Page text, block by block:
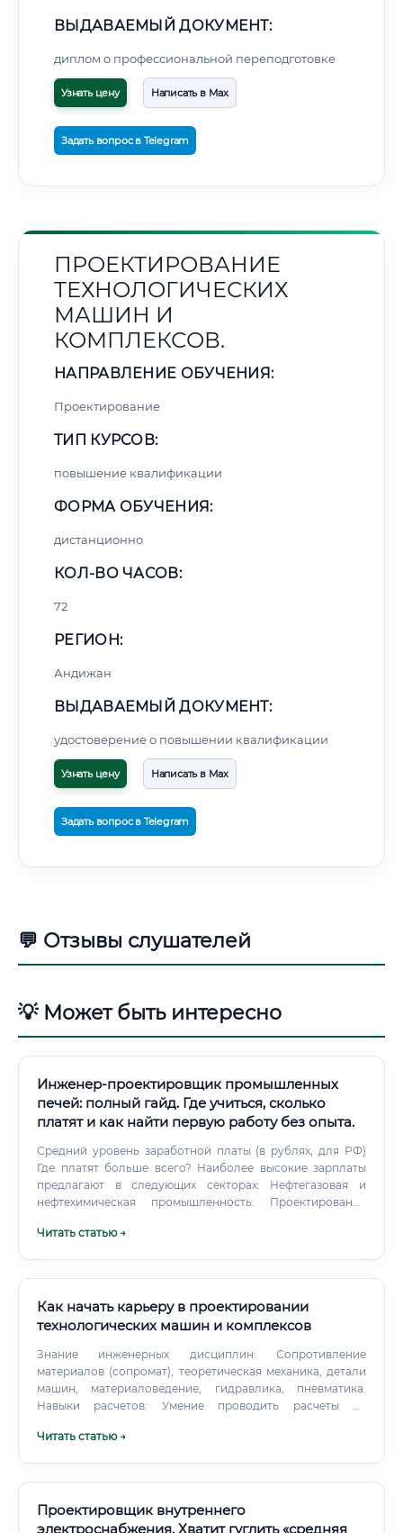
ВЫДАВАЕМЫЙ ДОКУМЕНТ:
диплом о профессиональной переподготовке
Узнать цену Написать в Max
Задать вопрос в Telegram
ПРОЕКТИРОВАНИЕ
ТЕХНОЛОГИЧЕСКИХ
МАШИН И
КОМПЛЕКСОВ.
НАПРАВЛЕНИЕ ОБУЧЕНИЯ:
Проектирование
ТИП КУРСОВ:
повышение квалификации
ФОРМА ОБУЧЕНИЯ:
дистанционно
КОЛ-ВО ЧАСОВ:
72
РЕГИОН:
Андижан
ВЫДАВАЕМЫЙ ДОКУМЕНТ:
удостоверение о повышении квалификации
Узнать цену Написать в Max
Задать вопрос в Telegram
💬 Отзывы слушателей
💡 Может быть интересно
Инженер-проектировщик промышленных
печей: полный гайд. Где учиться, сколько
платят и как найти первую работу без опыта.
Средний уровень заработной платы (в рублях, для РФ)
Где платят больше всего? Наиболее высокие зарплаты
предлагают в следующих секторах: Нефтегазовая и
нефтехимическая промышленность: Проектирование
Крупные металлургические холдинги: Разработка и
Читать статью →
Как начать карьеру в проектировании
технологических машин и комплексов
Знание инженерных дисциплин: Сопротивление
материалов (сопромат), теоретическая механика, детали
машин, материаловедение, гидравлика, пневматика.
Навыки расчетов: Умение проводить расчеты на
с помощью специальных программ (например, Ansys).
Читать статью →
Проектировщик внутреннего
электроснабжения. Хватит гуглить «средняя